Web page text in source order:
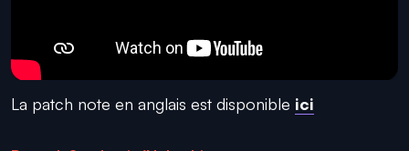
La patch note en anglais est disponible ici